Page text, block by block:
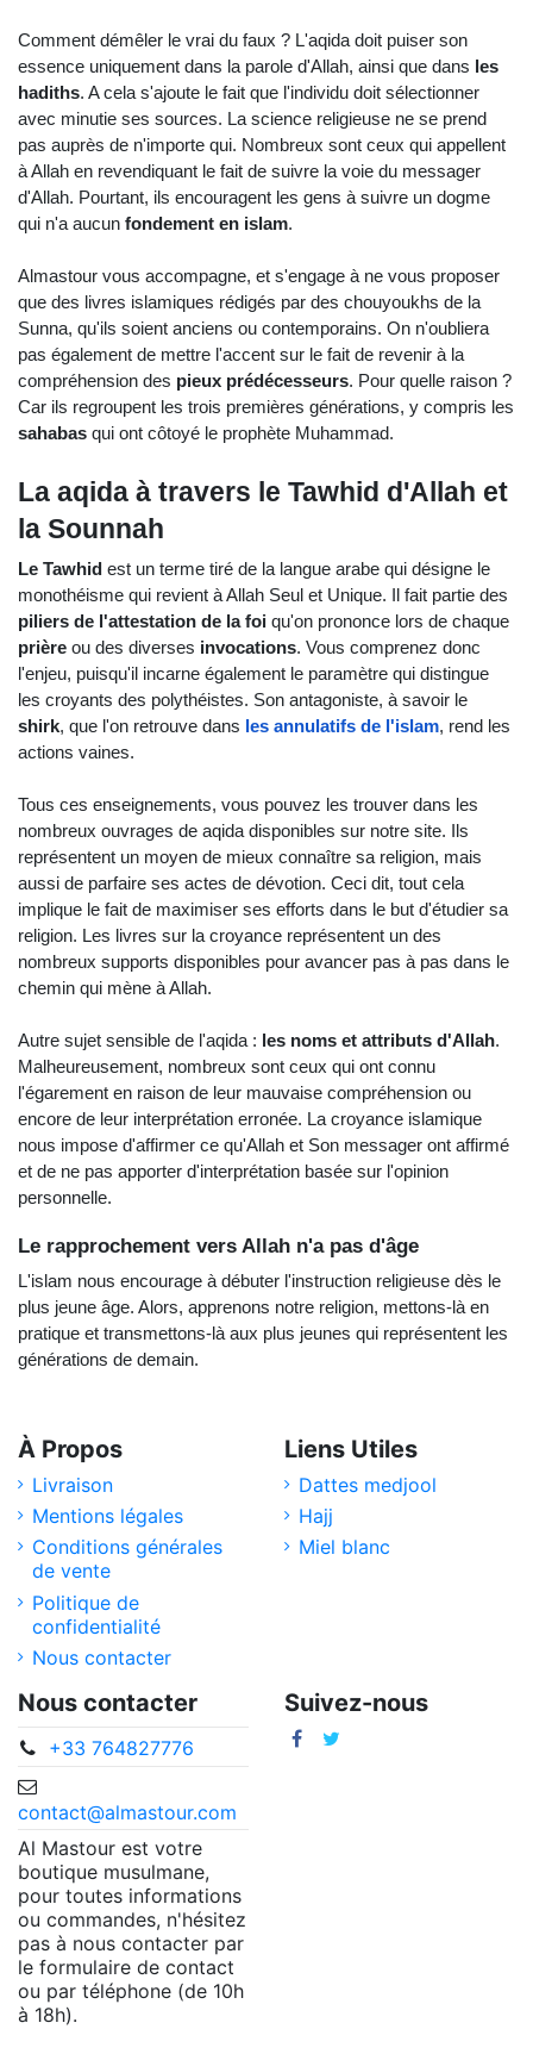
Comment démêler le vrai du faux ? L'aqida doit puiser son
essence uniquement dans la parole d'Allah, ainsi que dans les
hadiths. A cela s'ajoute le fait que l'individu doit sélectionner
avec minutie ses sources. La science religieuse ne se prend
pas auprès de n'importe qui. Nombreux sont ceux qui appellent
à Allah en revendiquant le fait de suivre la voie du messager
d'Allah. Pourtant, ils encouragent les gens à suivre un dogme
qui n'a aucun fondement en islam.
Almastour vous accompagne, et s'engage à ne vous proposer
que des livres islamiques rédigés par des chouyoukhs de la
Sunna, qu'ils soient anciens ou contemporains. On n'oubliera
pas également de mettre l'accent sur le fait de revenir à la
compréhension des pieux prédécesseurs. Pour quelle raison ?
sahabas qui ont côtoyé le prophète Muhammad.
La aqida à travers le Tawhid d'Allah et
la Sounnah
Le Tawhid est un terme tiré de la langue arabe qui désigne le
piliers de l'attestation de la foi
prière ou des diverses invocations. Vous comprenez donc
l'enjeu, puisqu'il incarne également le paramètre qui distingue
shirk, que l'on retrouve dans les annulatifs de l'islam, rend les
actions vaines.
Tous ces enseignements, vous pouvez les trouver dans les
nombreux ouvrages de aqida disponibles sur notre site. Ils
représentent un moyen de mieux connaître sa religion, mais
aussi de parfaire ses actes de dévotion. Ceci dit, tout cela
implique le fait de maximiser ses efforts dans le but d'étudier sa
religion. Les livres sur la croyance représentent un des
nombreux supports disponibles pour avancer pas à pas dans le
chemin qui mène à Allah.
Autre sujet sensible de l'aqida : les noms et attributs d'Allah.
Malheureusement, nombreux sont ceux qui ont connu
l'égarement en raison de leur mauvaise compréhension ou
encore de leur interprétation erronée. La croyance islamique
nous impose d'affirmer ce qu'Allah et Son messager ont affirmé
et de ne pas apporter d'interprétation basée sur l'opinion
personnelle.
Le rapprochement vers Allah n'a pas d'âge
L'islam nous encourage à débuter l'instruction religieuse dès le
plus jeune âge. Alors, apprenons notre religion, mettons-là en
pratique et transmettons-là aux plus jeunes qui représentent les
générations de demain.
À Propos
Livraison
Mentions légales
Conditions générales
de vente
Politique de
confidentialité
Nous contacter
Liens Utiles
Dattes medjool
Hajj
Miel blanc
Nous contacter
+33 764827776
contact@almastour.com
Al Mastour est votre
boutique musulmane,
pour toutes informations
ou commandes, n'hésitez
pas à nous contacter par
le formulaire de contact
ou par téléphone (de 10h
à 18h).
Suivez-nous